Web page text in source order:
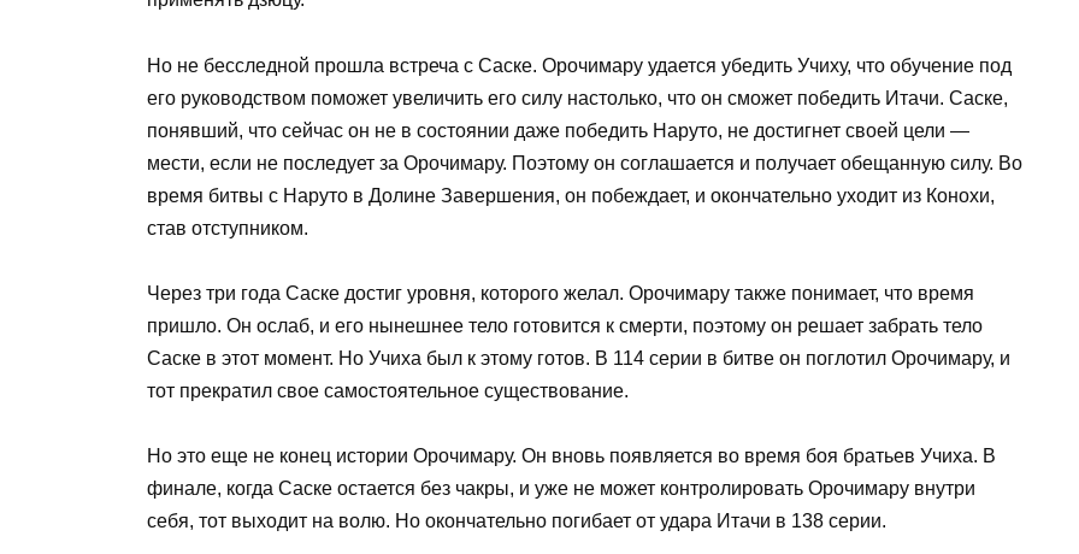
Но не бесследной прошла встреча с Саске. Орочимару удается убедить Учиху, что обучение под
его руководством поможет увеличить его силу настолько, что он сможет победить Итачи. Саске,
понявший, что сейчас он не в состоянии даже победить Наруто, не достигнет своей цели —
мести, если не последует за Орочимару. Поэтому он соглашается и получает обещанную силу. Во
время битвы с Наруто в Долине Завершения, он побеждает, и окончательно уходит из Конохи,
став отступником.
Через три года Саске достиг уровня, которого желал. Орочимару также понимает, что время
пришло. Он ослаб, и его нынешнее тело готовится к смерти, поэтому он решает забрать тело
Саске в этот момент. Но Учиха был к этому готов. В 114 серии в битве он поглотил Орочимару, и
тот прекратил свое самостоятельное существование.
Но это еще не конец истории Орочимару. Он вновь появляется во время боя братьев Учиха. В
финале, когда Саске остается без чакры, и уже не может контролировать Орочимару внутри
себя, тот выходит на волю. Но окончательно погибает от удара Итачи в 138 серии.